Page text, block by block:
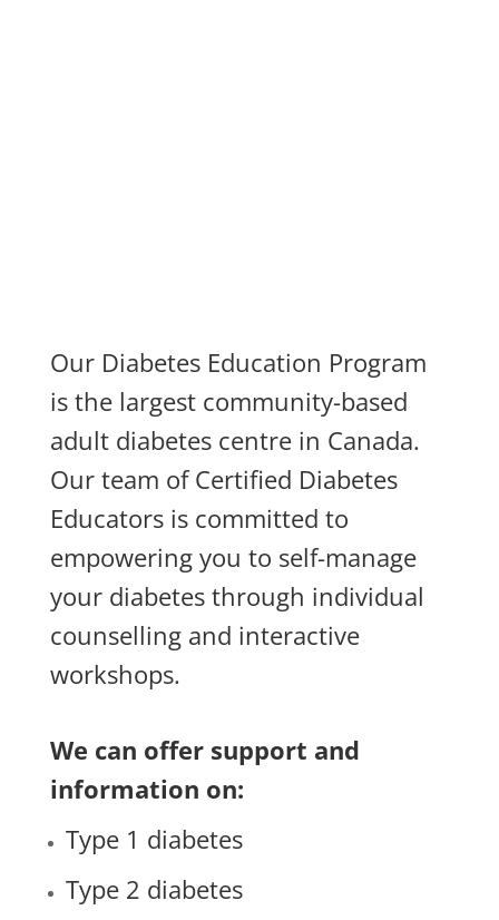
Our Diabetes Education Program
is the largest community-based
adult diabetes centre in Canada.
Our team of Certified Diabetes
Educators is committed to
empowering you to self-manage
your diabetes through individual
counselling and interactive
workshops.
We can offer support and
information on:
Type 1 diabetes
Type 2 diabetes